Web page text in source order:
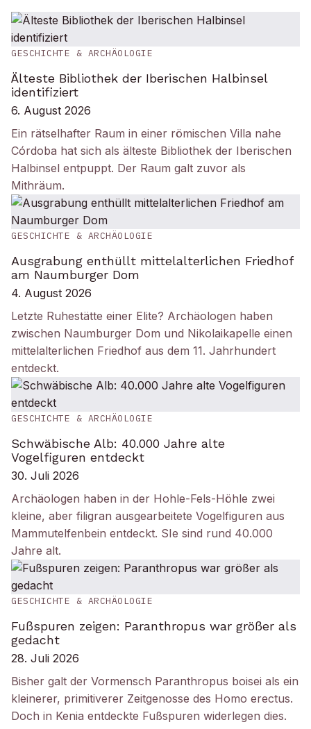
GESCHICHTE & ARCHÄOLOGIE
Älteste Bibliothek der Iberischen Halbinsel
identifiziert
6. August 2026
Ein rätselhafter Raum in einer römischen Villa nahe
Córdoba hat sich als älteste Bibliothek der Iberischen
Halbinsel entpuppt. Der Raum galt zuvor als
Mithräum.
GESCHICHTE & ARCHÄOLOGIE
Ausgrabung enthüllt mittelalterlichen Friedhof
am Naumburger Dom
4. August 2026
Letzte Ruhestätte einer Elite? Archäologen haben
zwischen Naumburger Dom und Nikolaikapelle einen
mittelalterlichen Friedhof aus dem 11. Jahrhundert
entdeckt.
GESCHICHTE & ARCHÄOLOGIE
Schwäbische Alb: 40.000 Jahre alte
Vogelfiguren entdeckt
30. Juli 2026
Archäologen haben in der Hohle-Fels-Höhle zwei
kleine, aber filigran ausgearbeitete Vogelfiguren aus
Mammutelfenbein entdeckt. SIe sind rund 40.000
Jahre alt.
GESCHICHTE & ARCHÄOLOGIE
Fußspuren zeigen: Paranthropus war größer als
gedacht
28. Juli 2026
Bisher galt der Vormensch Paranthropus boisei als ein
kleinerer, primitiverer Zeitgenosse des Homo erectus.
Doch in Kenia entdeckte Fußspuren widerlegen dies.